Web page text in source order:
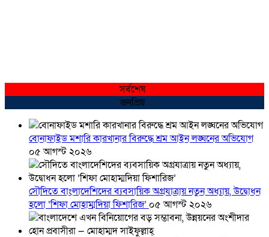
সর্বশেষ
জনপ্রিয়
বোনাফাইড মশারি কারখানার বিরুদ্ধে শ্রম আইন লঙ্ঘনের অভিযোগ
০৫ আগস্ট ২০২৬
সৌদিতে বাংলাদেশিদের ব্যবসায়িক অগ্রযাত্রায় নতুন অধ্যায়, উদ্বোধন
হলো ‘শিফা মোহাম্মদিয়া ফিশারিজ’ ০৫ আগস্ট ২০২৬